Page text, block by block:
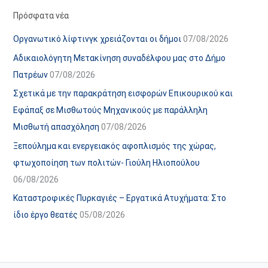
α
ρ
τ
ή
σ
ε
ω
ν
ε
ρ
θ
ρ
ω
ν
ι
σ
τ
ο
χ
ο
Πρόσφατα νέα
Οργανωτικό λίφτινγκ χρειάζονται οι δήμοι07/08/2026
Αδικαιολόγητη Μετακίνηση συναδέλφου μας στο Δήμο
Πατρέων07/08/2026
Σχετικά με την παρακράτηση εισφορών Επικουρικού και
Εφάπαξ σε Μισθωτούς Μηχανικούς με παράλληλη
Μισθωτή απασχόληση 07/08/2026
Ξεπούλημα και ενεργειακός αφοπλισμός της χώρας,
φτωχοποίηση των πολιτών- Γιούλη Ηλιοπούλου
06/08/2026
Καταστροφικές Πυρκαγιές – Εργατικά Ατυχήματα: Στο
ίδιο έργο θεατές 05/08/2026